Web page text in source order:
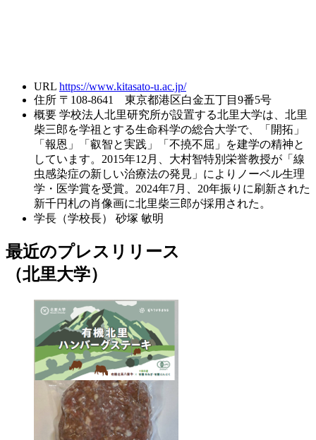
URL https://www.kitasato-u.ac.jp/
住所 〒108-8641 東京都港区白金五丁目9番5号
概要 学校法人北里研究所が設置する北里大学は、北里
柴三郎を学祖とする生命科学の総合大学で、「開拓」
「報恩」「叡智と実践」「不撓不屈」を建学の精神と
しています。2015年12月、大村智特別栄誉教授が「線
虫感染症の新しい治療法の発見」によりノーベル生理
学・医学賞を受賞。2024年7月、20年振りに刷新された
新千円札の肖像画に北里柴三郎が採用された。
学長（学校長）
砂塚 敏明
最近のプレスリリース
（北里大学）